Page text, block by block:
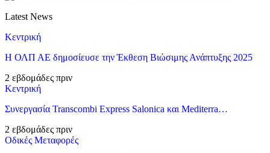
Latest News
Κεντρική
Η ΟΛΠ ΑΕ δημοσίευσε την Έκθεση Βιώσιμης Ανάπτυξης 2025
2 εβδομάδες πριν
Κεντρική
Συνεργασία Transcombi Express Salonica και Mediterra…
2 εβδομάδες πριν
Οδικές Μεταφορές